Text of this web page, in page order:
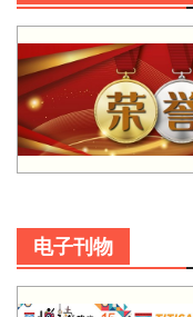
电子刊物